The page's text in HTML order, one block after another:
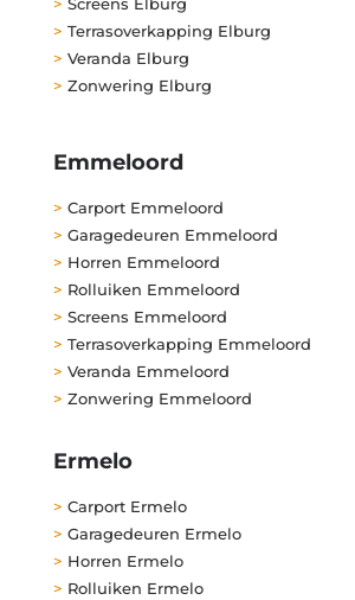
> Terrasoverkapping Elburg
> Veranda Elburg
> Zonwering Elburg
Emmeloord
> Carport Emmeloord
> Garagedeuren Emmeloord
> Horren Emmeloord
> Rolluiken Emmeloord
> Screens Emmeloord
> Terrasoverkapping Emmeloord
> Veranda Emmeloord
> Zonwering Emmeloord
Ermelo
> Carport Ermelo
> Garagedeuren Ermelo
> Horren Ermelo
> Rolluiken Ermelo